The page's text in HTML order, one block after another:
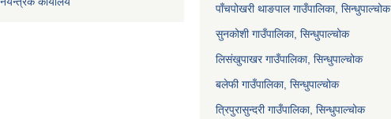
पाँचपोखरी थाङपाल गाउँपालिका, सिन्धुपाल्चोक
सुनकोशी गाउँपालिका, सिन्धुपाल्चोक
लिसंखुपाखर गाउँपालिका, सिन्धुपाल्चोक
बलेफी गाउँपालिका, सिन्धुपाल्चोक
त्रिपुरासुन्दरी गाउँपालिका, सिन्धुपाल्चोक